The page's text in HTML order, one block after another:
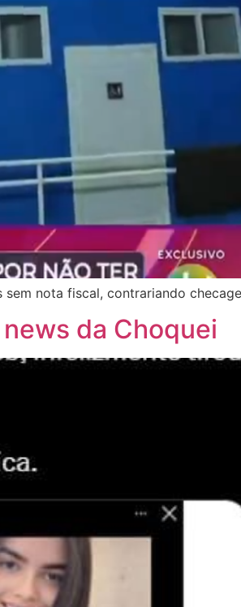
nota fiscal, contrariando
da Choquei